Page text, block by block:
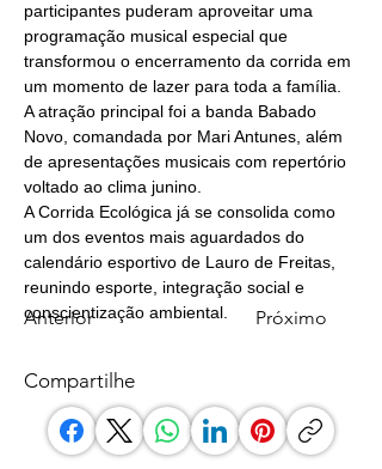
Anterior Próximo
participantes puderam aproveitar uma
programação musical especial que
transformou o encerramento da corrida em
um momento de lazer para toda a família.
A atração principal foi a banda Babado
Novo, comandada por Mari Antunes, além
de apresentações musicais com repertório
voltado ao clima junino.
A Corrida Ecológica já se consolida como
um dos eventos mais aguardados do
calendário esportivo de Lauro de Freitas,
reunindo esporte, integração social e
conscientização ambiental.
Compartilhe